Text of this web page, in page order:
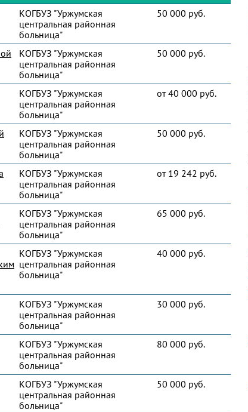
КОГБУЗ "Уржумская
центральная районная
больница"
50 000 руб.
КОГБУЗ "Уржумская
центральная районная
больница"
50 000 руб.
КОГБУЗ "Уржумская
центральная районная
больница"
от 40 000 руб.
КОГБУЗ "Уржумская
центральная районная
больница"
50 000 руб.
КОГБУЗ "Уржумская
центральная районная
больница"
от 19 242 руб.
КОГБУЗ "Уржумская
центральная районная
больница"
65 000 руб.
КОГБУЗ "Уржумская
центральная районная
больница"
40 000 руб.
КОГБУЗ "Уржумская
центральная районная
больница"
30 000 руб.
КОГБУЗ "Уржумская
центральная районная
больница"
80 000 руб.
КОГБУЗ "Уржумская
центральная районная
больница"
50 000 руб.